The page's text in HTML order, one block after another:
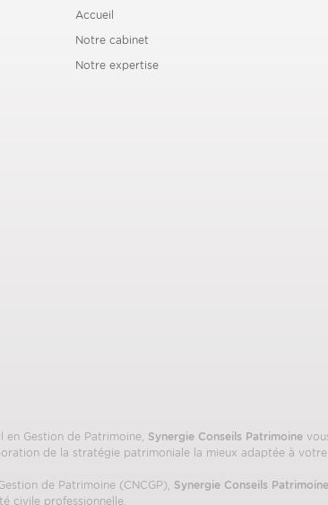
Accueil
Notre cabinet
Notre expertise
en Gestion de Patrimoine, Synergie Conseils Patrimoine
de la stratégie patrimoniale la mieux adaptée à
de Patrimoine (CNCGP), Synergie Conseils Patrimoine
civile professionnelle.